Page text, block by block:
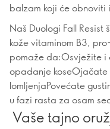
balzam koji će obnoviti
Naš Duologi Fall
kože vitaminom B3,
pomaže da:Osvježite i
opadanje koseOjačate
lomljenjaPovećate
u fazi rasta za osam
Vaše tajno